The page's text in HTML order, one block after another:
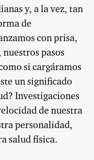
y, a la vez, tan
de
con prisa,
pasos
si cargáramos
un significado
Investigaciones
de nuestra
personalidad,
salud física.